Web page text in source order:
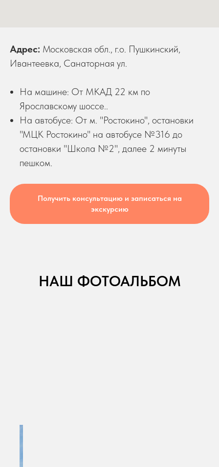
Адрес: Московская обл., г.о. Пушкинский,
Ивантеевка, Санаторная ул.
На машине: От МКАД 22 км по
Ярославскому шоссе..
На автобусе: От м. "Ростокино", остановки
"МЦК Ростокино" на автобусе №316 до
остановки "Школа №2", далее 2 минуты
пешком.
Получить консультацию и записаться на
экскурсию
НАШ ФОТОАЛЬБОМ